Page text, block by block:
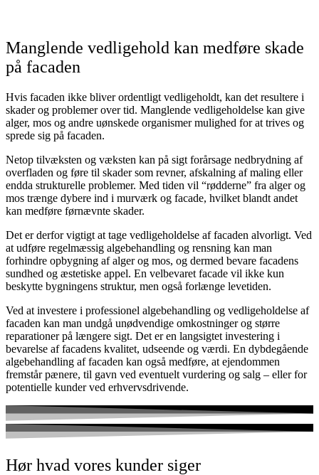
Manglende vedligehold kan medføre skade
på facaden
Hvis facaden ikke bliver ordentligt vedligeholdt, kan det resultere i
skader og problemer over tid. Manglende vedligeholdelse kan give
alger, mos og andre uønskede organismer mulighed for at trives og
sprede sig på facaden.
Netop tilvæksten og væksten kan på sigt forårsage nedbrydning af
overfladen og føre til skader som revner, afskalning af maling eller
endda strukturelle problemer. Med tiden vil “rødderne” fra alger og
mos trænge dybere ind i murværk og facade, hvilket blandt andet
kan medføre førnævnte skader.
Det er derfor vigtigt at tage vedligeholdelse af facaden alvorligt. Ved
at udføre regelmæssig algebehandling og rensning kan man
forhindre opbygning af alger og mos, og dermed bevare facadens
sundhed og æstetiske appel. En velbevaret facade vil ikke kun
beskytte bygningens struktur, men også forlænge levetiden.
Ved at investere i professionel algebehandling og vedligeholdelse af
facaden kan man undgå unødvendige omkostninger og større
reparationer på længere sigt. Det er en langsigtet investering i
bevarelse af facadens kvalitet, udseende og værdi. En dybdegående
algebehandling af facaden kan også medføre, at ejendommen
fremstår pænere, til gavn ved eventuelt vurdering og salg – eller for
potentielle kunder ved erhvervsdrivende.
Hør hvad vores kunder siger